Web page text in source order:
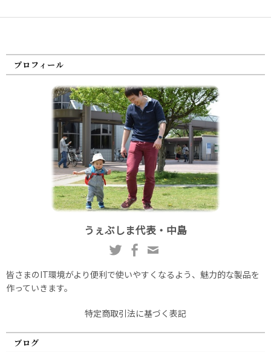
プロフィール
うぇぶしま代表・中島
皆さまのIT環境がより便利で使いやすくなるよう、魅力的な製品を
作っていきます。
特定商取引法に基づく表記
ブログ